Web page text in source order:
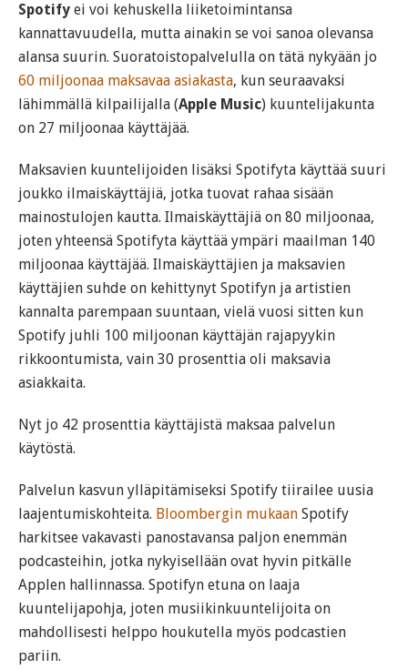
Spotify ei voi kehuskella liiketoimintansa
kannattavuudella, mutta ainakin se voi sanoa olevansa
alansa suurin. Suoratoistopalvelulla on tätä nykyään jo
60 miljoonaa maksavaa asiakasta, kun seuraavaksi
lähimmällä kilpailijalla (Apple Music) kuuntelijakunta
on 27 miljoonaa käyttäjää.
Maksavien kuuntelijoiden lisäksi Spotifyta käyttää suuri
joukko ilmaiskäyttäjiä, jotka tuovat rahaa sisään
mainostulojen kautta. Ilmaiskäyttäjiä on 80 miljoonaa,
joten yhteensä Spotifyta käyttää ympäri maailman 140
miljoonaa käyttäjää. Ilmaiskäyttäjien ja maksavien
käyttäjien suhde on kehittynyt Spotifyn ja artistien
kannalta parempaan suuntaan, vielä vuosi sitten kun
Spotify juhli 100 miljoonan käyttäjän rajapyykin
rikkoontumista, vain 30 prosenttia oli maksavia
asiakkaita.
Nyt jo 42 prosenttia käyttäjistä maksaa palvelun
käytöstä.
Palvelun kasvun ylläpitämiseksi Spotify tiirailee uusia
laajentumiskohteita. Bloombergin mukaan Spotify
harkitsee vakavasti panostavansa paljon enemmän
podcasteihin, jotka nykyisellään ovat hyvin pitkälle
Applen hallinnassa. Spotifyn etuna on laaja
kuuntelijapohja, joten musiikinkuuntelijoita on
mahdollisesti helppo houkutella myös podcastien
pariin.